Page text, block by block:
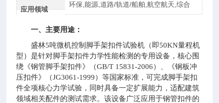
应用领域
环保,能源,道路/轨道/船舶,航空航天,综合
一、主要用途：
盛林5吨微机控制脚手架扣件试验机（即50KN量程机
型）是针对脚手架扣件力学性能检测的专用设备，核心围
绕《钢管脚手架扣件》（GB/T 15831-2006）、《钢板冲
压扣件》（JG3061-1999）等国家标准，可完成脚手架扣
件全项核心力学试验，同时具备一定扩展能力，适配建筑
领域相关配件的测试需求。该设备广泛应用于钢管扣件的